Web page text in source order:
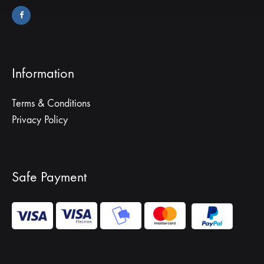
Information
Terms & Conditions
Privacy Policy
Safe Payment